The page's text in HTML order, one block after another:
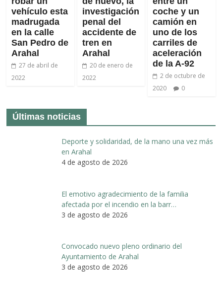
vehículo esta
madrugada
en la calle
San Pedro de
Arahal
27 de abril de
2022
investigación
penal del
accidente de
tren en
Arahal
20 de enero de
2022
coche y un
camión en
uno de los
carriles de
aceleración
de la A-92
2 de octubre de
2020
0
Últimas noticias
Deporte y solidaridad, de la mano una vez más
en Arahal
4 de agosto de 2026
El emotivo agradecimiento de la familia
afectada por el incendio en la barr…
3 de agosto de 2026
Convocado nuevo pleno ordinario del
Ayuntamiento de Arahal
3 de agosto de 2026